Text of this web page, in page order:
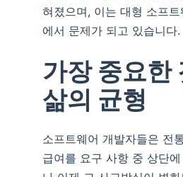
혀졌으며, 이는 대형 소프
에서 문제가 되고 있습니다.
가장 중요한
삶의 균형
소프트웨어 개발자들은 전
급여를 요구 사항 중 상단